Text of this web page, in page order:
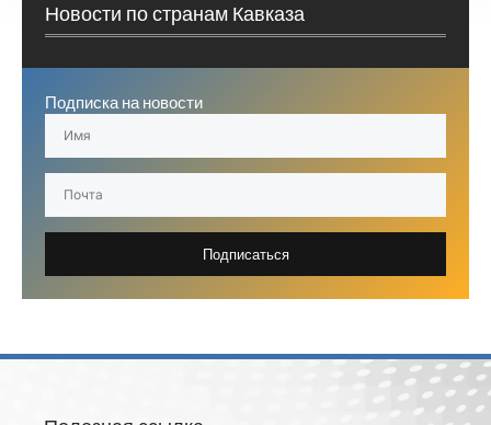
Новости по странам Кавказа
Подписка на новости
Подписаться